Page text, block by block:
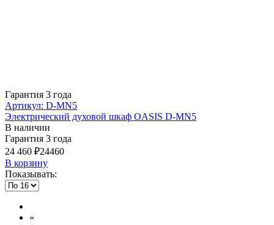
Гарантия 3 года
Артикул: D-MN5
Электрический духовой шкаф OASIS D-MN5
В наличии
Гарантия 3 года
24 460 ₽24460
В корзину
Показывать:
«